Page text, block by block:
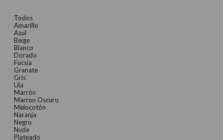
Todos
Amarillo
Azul
Beige
Blanco
Dorado
Fucsia
Granate
Gris
Lila
Marrón
Marron Oscuro
Melocotón
Naranja
Negro
Nude
Plateado